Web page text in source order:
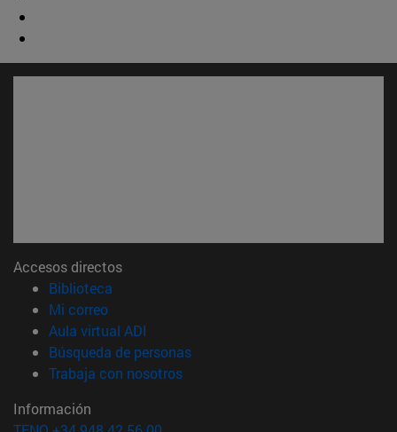
Accesos directos
Biblioteca
Mi correo(abre en nueva ventana)
Aula virtual ADI
Búsqueda de personas(abre en nueva ventana)
Trabaja con nosotros(abre en nueva ventana)
Información